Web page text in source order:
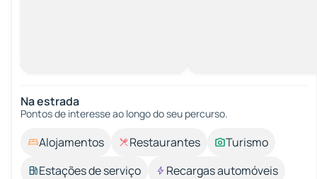
Na estrada
Pontos de interesse ao longo do seu percurso.
Alojamentos Restaurantes
Turismo
Estações de serviço
Recargas automóveis